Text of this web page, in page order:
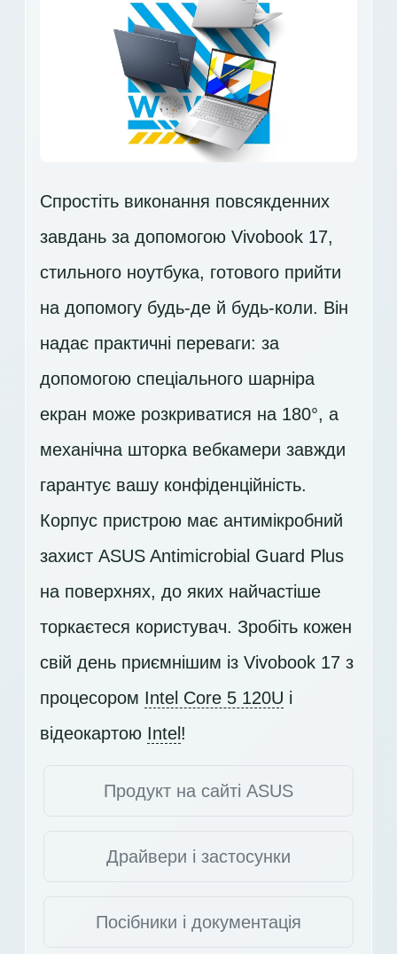
Спростіть виконання повсякденних
завдань за допомогою Vivobook 17,
стильного ноутбука, готового прийти
на допомогу будь-де й будь-коли. Він
надає практичні переваги: за
допомогою спеціального шарніра
екран може розкриватися на 180°, а
механічна шторка вебкамери завжди
гарантує вашу конфіденційність.
Корпус пристрою має антимікробний
захист ASUS Antimicrobial Guard Plus
на поверхнях, до яких найчастіше
торкаєтеся користувач. Зробіть кожен
свій день приємнішим із Vivobook 17 з
процесором Intel Core 5 120U і
відеокартою Intel !
Продукт на сайті ASUS
Драйвери і застосунки
Посібники і документація